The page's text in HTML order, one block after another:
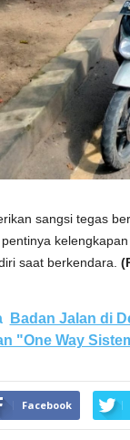
sangsi tegas
saat berkendara.
Badan Jalan di
"One Way
Facebook